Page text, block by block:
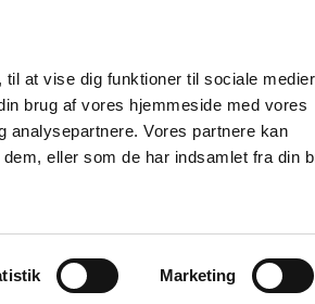
at vise dig funktioner til sociale
brug af vores hjemmeside med vores
analysepartnere. Vores partnere kan
eller som de har indsamlet fra din
Marketing
Nyheder Om os Kontakt Udgivelser
Apoteker og salg af
Medicinsk